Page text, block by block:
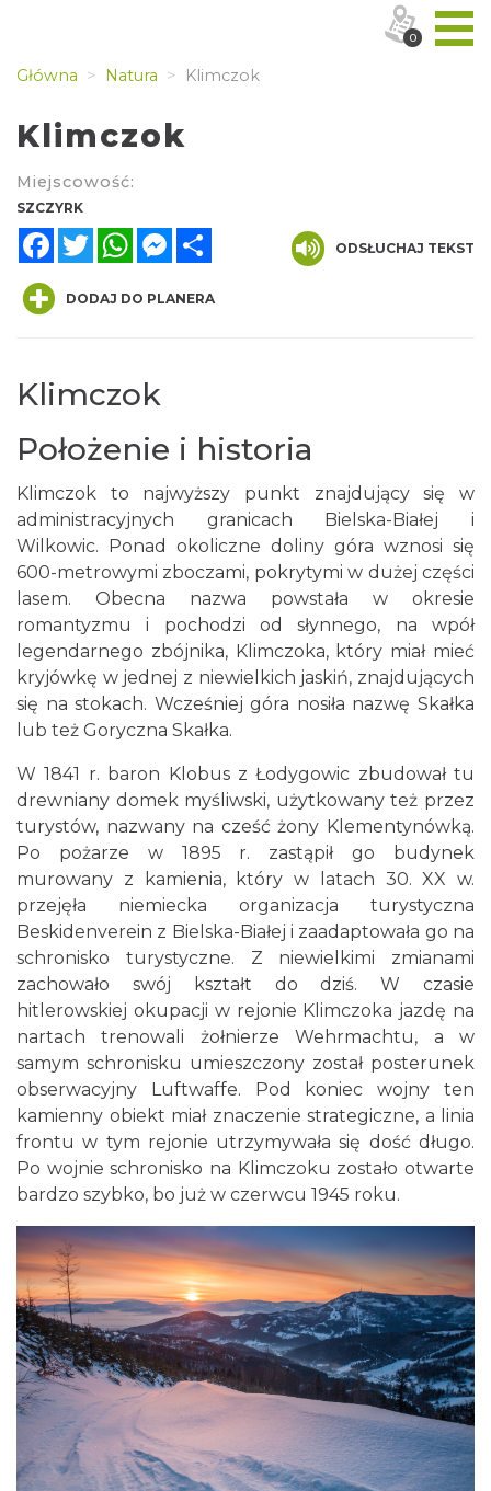
Główna Natura Klimczok
Klimczok
Miejscowość:
SZCZYRK
FacebookTwitterWhatsAppMessenger
ODSŁUCHAJ TEKST
DODAJ DO PLANERA
Klimczok
Położenie i historia
Klimczok to najwyższy punkt znajdujący się w
administracyjnych granicach Bielska-Białej i
Wilkowic. Ponad okoliczne doliny góra wznosi się
600-metrowymi zboczami, pokrytymi w dużej części
lasem. Obecna nazwa powstała w okresie
romantyzmu i pochodzi od słynnego, na wpół
legendarnego zbójnika, Klimczoka, który miał mieć
kryjówkę w jednej z niewielkich jaskiń, znajdujących
się na stokach. Wcześniej góra nosiła nazwę Skałka
lub też Goryczna Skałka.
W 1841 r. baron Klobus z Łodygowic zbudował tu
drewniany domek myśliwski, użytkowany też przez
turystów, nazwany na cześć żony Klementynówką.
Po pożarze w 1895 r. zastąpił go budynek
murowany z kamienia, który w latach 30. XX w.
przejęła niemiecka organizacja turystyczna
Beskidenverein z Bielska-Białej i zaadaptowała go na
schronisko turystyczne. Z niewielkimi zmianami
zachowało swój kształt do dziś. W czasie
hitlerowskiej okupacji w rejonie Klimczoka jazdę na
nartach trenowali żołnierze Wehrmachtu, a w
samym schronisku umieszczony został posterunek
obserwacyjny Luftwaffe. Pod koniec wojny ten
kamienny obiekt miał znaczenie strategiczne, a linia
frontu w tym rejonie utrzymywała się dość długo.
Po wojnie schronisko na Klimczoku zostało otwarte
bardzo szybko, bo już w czerwcu 1945 roku.
0